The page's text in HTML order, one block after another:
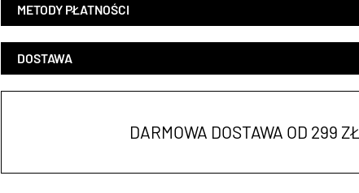
METODY PŁATNOŚCI
DOSTAWA
DARMOWA DOSTAWA OD 299 ZŁ